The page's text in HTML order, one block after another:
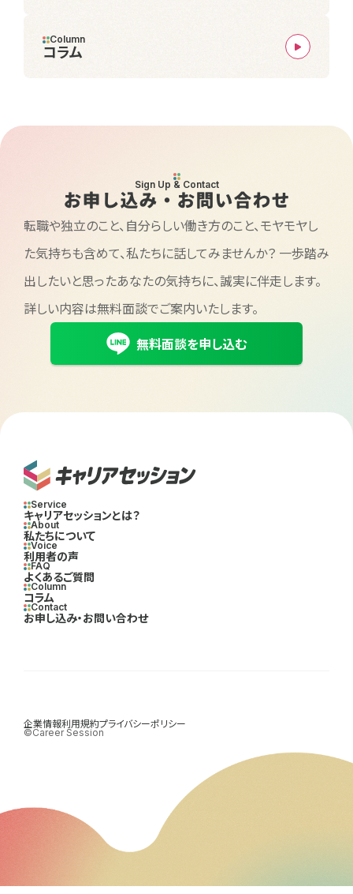
Column
コラム
Sign Up & Contact
お申し込み・お問い合わせ
転職や独立のこと、自分らしい働き方のこと、モヤモヤし
た気持ちも含めて、私たちに話してみませんか？ 一歩踏み
出したいと思ったあなたの気持ちに、誠実に伴走します。
詳しい内容は無料面談でご案内いたします。
無料面談を申し込む
Service
キャリアセッションとは？
About
私たちについて
Voice
利用者の声
FAQ
よくあるご質問
Column
コラム
Contact
お申し込み・お問い合わせ
©Career Session
企業情報利用規約プライバシーポリシー